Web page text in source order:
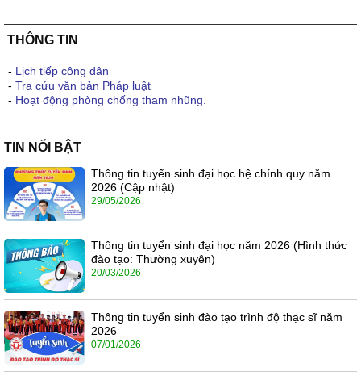
THÔNG TIN
- Lịch tiếp công dân
- Tra cứu văn bản Pháp luật
- Hoạt động phòng chống tham nhũng.
TIN NỔI BẬT
Thông tin tuyển sinh đại học hệ chính quy năm
2026 (Cập nhật)
29/05/2026
Thông tin tuyển sinh đại học năm 2026 (Hình thức
đào tạo: Thường xuyên)
20/03/2026
Thông tin tuyển sinh đào tạo trình độ thạc sĩ năm
2026
07/01/2026